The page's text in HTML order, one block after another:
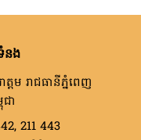
នង
តម រាជធានីភ្នំពេញ
ា
211 443